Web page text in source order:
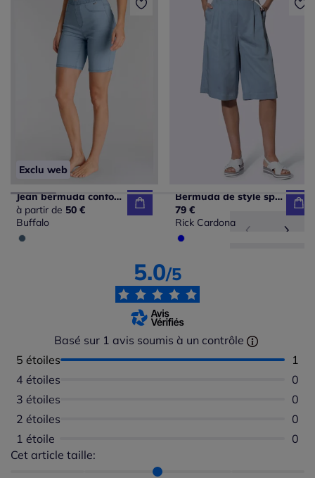
Exclu web
Jean bermuda confortable avec poches arrière extensible agréable
à partir de 50 €
Buffalo
Bermuda de style sportif à jambes larges avec ceinture élastique
79 €
Rick Cardona
5.0/5
Basé sur 1 avis soumis à un contrôle
5 étoiles
1
4 étoiles
0
3 étoiles
0
2 étoiles
0
1 étoile
0
Cet article taille:
Répartition du taillant selon les avis clients
Taille normalement : 100%